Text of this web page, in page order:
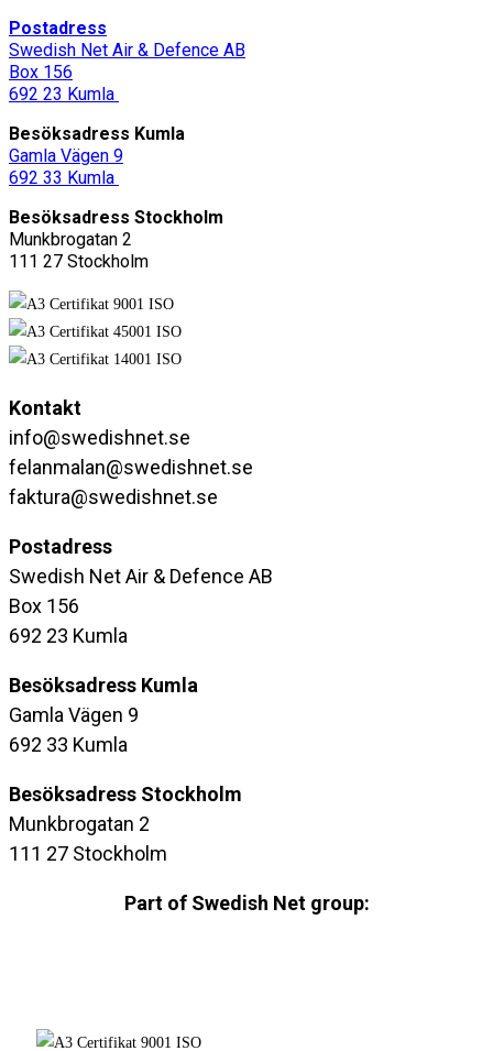
Postadress
Swedish Net Air & Defence AB
Box 156
692 23 Kumla
Besöksadress Kumla
Gamla Vägen 9
692 33 Kumla
Besöksadress Stockholm
Munkbrogatan 2
111 27 Stockholm
Kontakt
info@swedishnet.se
felanmalan@swedishnet.se
faktura@swedishnet.se
Postadress
Swedish Net Air & Defence AB
Box 156
692 23 Kumla
Besöksadress Kumla
Gamla Vägen 9
692 33 Kumla
Besöksadress Stockholm
Munkbrogatan 2
111 27 Stockholm
Part of Swedish Net group: